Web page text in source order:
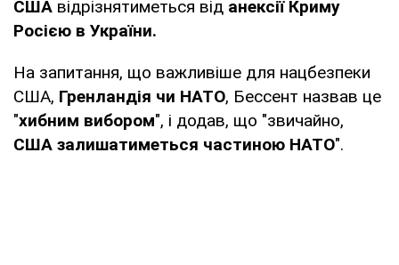
США відрізнятиметься від анексії Криму
Росією в України.
На запитання, що важливіше для нацбезпеки
США, Гренландія чи НАТО, Бессент назвав це
"хибним вибором", і додав, що "звичайно,
США залишатиметься частиною НАТО".